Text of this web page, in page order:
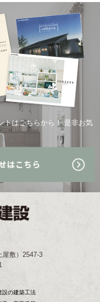
トはこちらから！是非お気
敷）2547-3
設の建築工法